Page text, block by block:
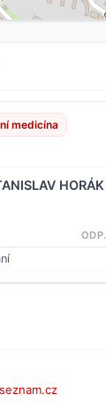
medicína
HORÁK
ODP.